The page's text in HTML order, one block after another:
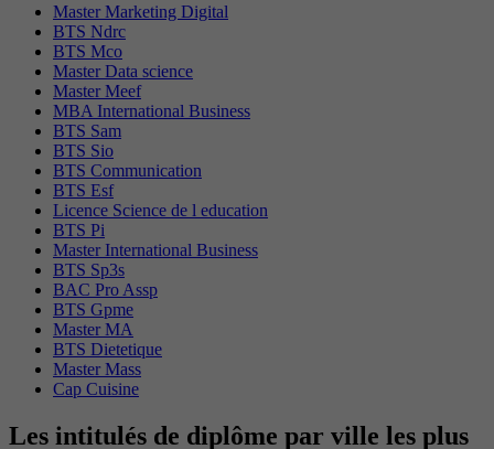
Master Marketing Digital
BTS Ndrc
BTS Mco
Master Data science
Master Meef
MBA International Business
BTS Sam
BTS Sio
BTS Communication
BTS Esf
Licence Science de l education
BTS Pi
Master International Business
BTS Sp3s
BAC Pro Assp
BTS Gpme
Master MA
BTS Dietetique
Master Mass
Cap Cuisine
Les intitulés de diplôme par ville les plus